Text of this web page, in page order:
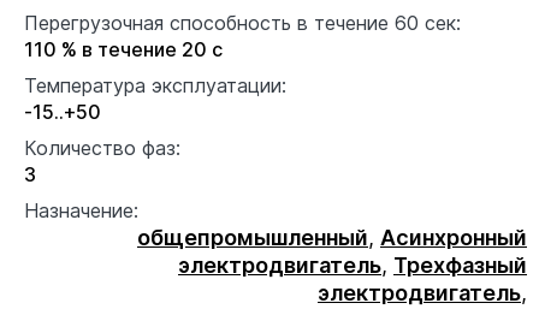
Перегрузочная способность в течение 60 сек:
110 % в течение 20 с
Температура эксплуатации:
-15..+50
Количество фаз:
3
Назначение:
общепромышленный, Асинхронный
электродвигатель, Трехфазный
электродвигатель,